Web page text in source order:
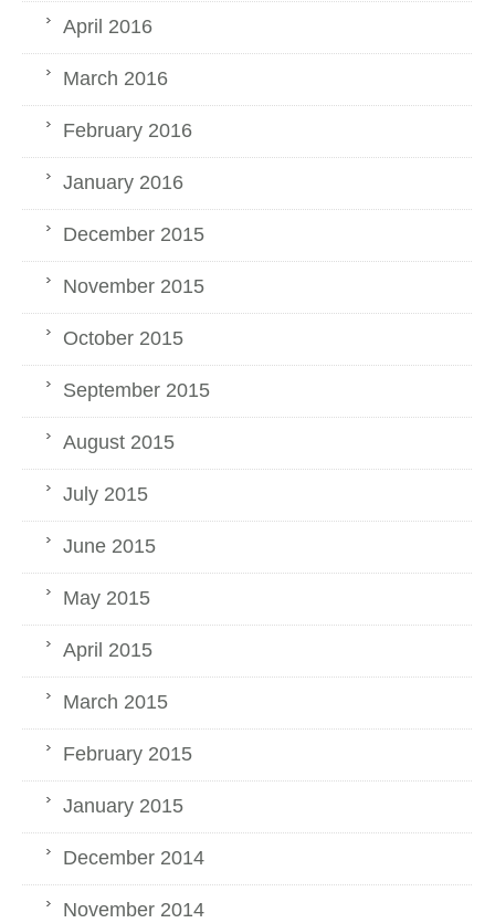
April 2016
March 2016
February 2016
January 2016
December 2015
November 2015
October 2015
September 2015
August 2015
July 2015
June 2015
May 2015
April 2015
March 2015
February 2015
January 2015
December 2014
November 2014